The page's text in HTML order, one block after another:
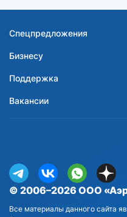
Спецпредложения
Бизнесу
Поддержка
Вакансии
© 2006–2026 ООО
Все материалы данного сайта